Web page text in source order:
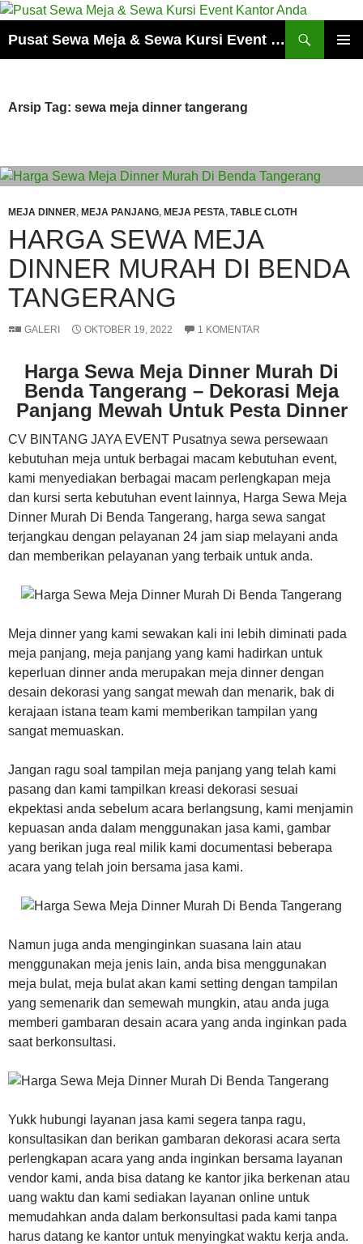
Pusat Sewa Meja & Sewa Kursi Event Kantor Anda
Arsip Tag: sewa meja dinner tangerang
MEJA DINNER, MEJA PANJANG, MEJA PESTA, TABLE CLOTH
HARGA SEWA MEJA
DINNER MURAH DI BENDA
TANGERANG
GALERI OKTOBER 19, 2022 1 KOMENTAR
Harga Sewa Meja Dinner Murah Di
Benda Tangerang – Dekorasi Meja
Panjang Mewah Untuk Pesta Dinner
CV BINTANG JAYA EVENT Pusatnya sewa persewaan
kebutuhan meja untuk berbagai macam kebutuhan event,
kami menyediakan berbagai macam perlengkapan meja
dan kursi serta kebutuhan event lainnya, Harga Sewa Meja
Dinner Murah Di Benda Tangerang, harga sewa sangat
terjangkau dengan pelayanan 24 jam siap melayani anda
dan memberikan pelayanan yang terbaik untuk anda.
Meja dinner yang kami sewakan kali ini lebih diminati pada
meja panjang, meja panjang yang kami hadirkan untuk
keperluan dinner anda merupakan meja dinner dengan
desain dekorasi yang sangat mewah dan menarik, bak di
kerajaan istana team kami memberikan tampilan yang
sangat memuaskan.
Jangan ragu soal tampilan meja panjang yang telah kami
pasang dan kami tampilkan kreasi dekorasi sesuai
ekpektasi anda sebelum acara berlangsung, kami menjamin
kepuasan anda dalam menggunakan jasa kami, gambar
yang berikan juga real milik kami documentasi beberapa
acara yang telah join bersama jasa kami.
Namun juga anda menginginkan suasana lain atau
menggunakan meja jenis lain, anda bisa menggunakan
meja bulat, meja bulat akan kami setting dengan tampilan
yang semenarik dan semewah mungkin, atau anda juga
memberi gambaran desain acara yang anda inginkan pada
saat berkonsultasi.
Yukk hubungi layanan jasa kami segera tanpa ragu,
konsultasikan dan berikan gambaran dekorasi acara serta
perlengkapan acara yang anda inginkan bersama layanan
vendor kami, anda bisa datang ke kantor jika berkenan atau
uang waktu dan kami sediakan layanan online untuk
memudahkan anda dalam berkonsultasi pada kami tanpa
harus datang ke kantor untuk menyingkat waktu kerja anda.